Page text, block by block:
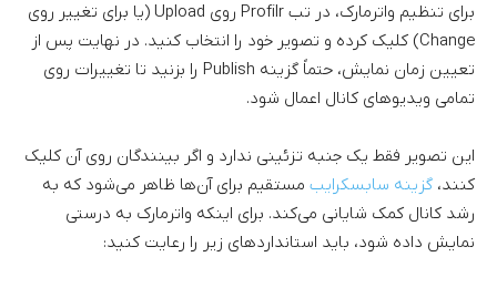
برای تنظیم واترمارک، در تب Profilr روی Upload (یا برای تغییر روی
Change) کلیک کرده و تصویر خود را انتخاب کنید. در نهایت پس از
تعیین زمان نمایش، حتماً گزینه Publish را بزنید تا تغییرات روی
تمامی ویدیوهای کانال اعمال شود.
این تصویر فقط یک جنبه تزئینی ندارد و اگر بینندگان روی آن کلیک
کنند، گزینه سابسکرایب مستقیم برای آن‌ها ظاهر می‌شود که به
رشد کانال کمک شایانی می‌کند. برای اینکه واترمارک به درستی
نمایش داده شود، باید استانداردهای زیر را رعایت کنید: